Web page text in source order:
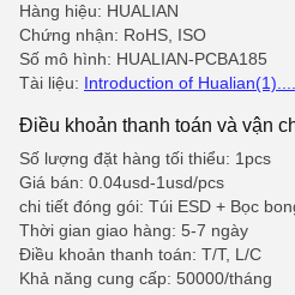
Hàng hiệu: HUALIAN
Chứng nhận: RoHS, ISO
Số mô hình: HUALIAN-PCBA185
Tài liệu: Introduction of
Điều khoản thanh toán và vận
Số lượng đặt hàng tối thiểu: 1pcs
Giá bán: 0.04usd-1usd/pcs
chi tiết đóng gói: Túi ESD + Bọc
Thời gian giao hàng: 5-7 ngày
Điều khoản thanh toán: T/T, L/C
Khả năng cung cấp: 50000/tháng